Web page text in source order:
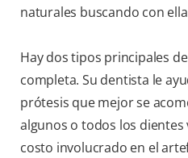
naturales buscando con
Hay dos tipos principales
completa. Su dentista le
prótesis que mejor se
algunos o todos los dientes
costo involucrado en el